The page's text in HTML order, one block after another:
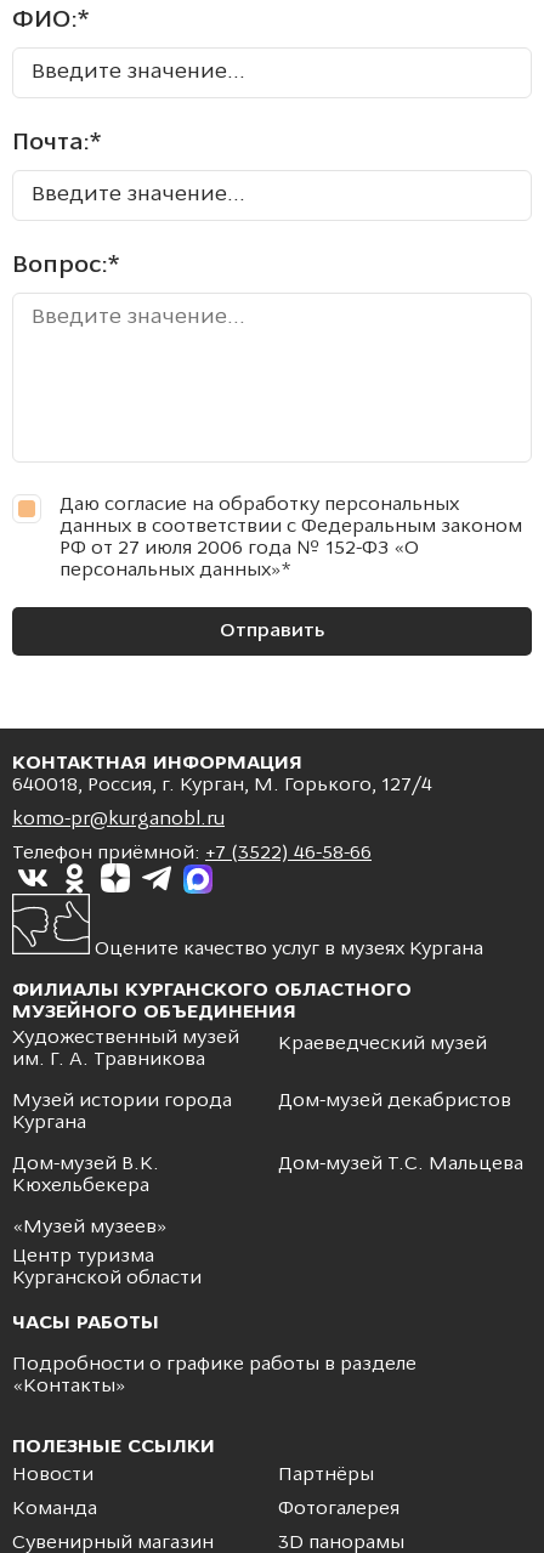
ФИО:*
Почта:*
Вопрос:*
Даю согласие на обработку персональных
данных в соответствии с Федеральным законом
РФ от 27 июля 2006 года № 152-ФЗ «О
персональных данных»*
Отправить
КОНТАКТНАЯ ИНФОРМАЦИЯ
640018, Россия, г. Курган, М. Горького, 127/4
komo-pr@kurganobl.ru
Телефон приёмной: +7 (3522) 46-58-66
Оцените качество услуг в музеях Кургана
ФИЛИАЛЫ КУРГАНСКОГО ОБЛАСТНОГО
МУЗЕЙНОГО ОБЪЕДИНЕНИЯ
Художественный музей
им. Г. А. Травникова
Краеведческий музей
Музей истории города
Кургана
Дом-музей декабристов
Дом-музей В.К.
Кюхельбекера
Дом-музей Т.С. Мальцева
«Музей музеев»
Центр туризма
Курганской области
ЧАСЫ РАБОТЫ
Подробности о графике работы в разделе
«Контакты»
ПОЛЕЗНЫЕ ССЫЛКИ
Новости
Партнёры
Команда
Фотогалерея
Сувенирный магазин
3D панорамы